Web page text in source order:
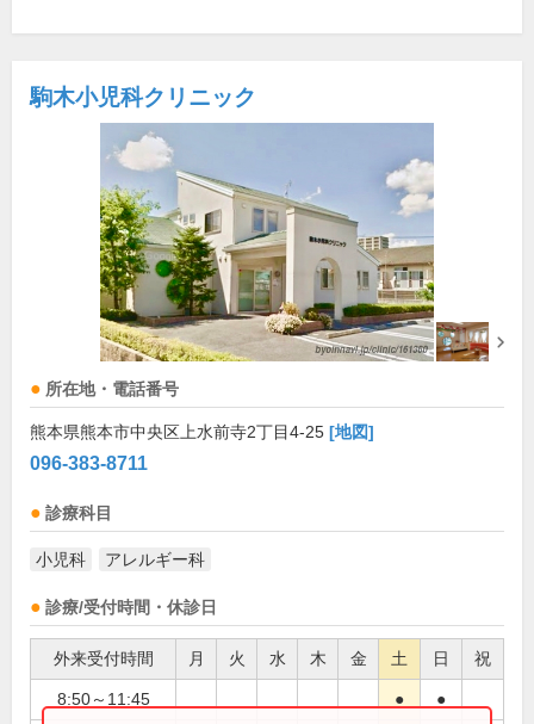
駒木小児科クリニック
所在地・電話番号
熊本県熊本市中央区上水前寺2丁目4-25 [地図]
096-383-8711
診療科目
小児科 アレルギー科
診療/受付時間・休診日
外来受付時間 月 火 水 木 金 土 日 祝
8:50～11:45 ● ●